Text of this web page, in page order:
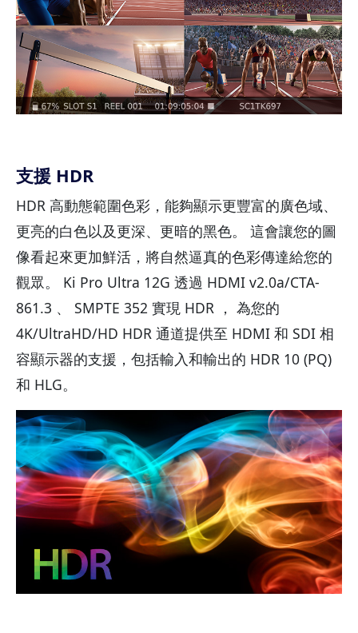
支援 HDR
HDR 高動態範圍色彩，能夠顯示更豐富的廣色域、
更亮的白色以及更深、更暗的黑色。 這會讓您的圖
像看起來更加鮮活，將自然逼真的色彩傳達給您的
觀眾。 Ki Pro Ultra 12G 透過 HDMI v2.0a/CTA-
861.3 、 SMPTE 352 實現 HDR ， 為您的
4K/UltraHD/HD HDR 通道提供至 HDMI 和 SDI 相
容顯示器的支援，包括輸入和輸出的 HDR 10 (PQ)
和 HLG。